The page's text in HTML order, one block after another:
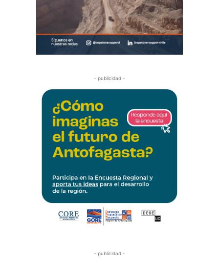
- publicidad -
- publicidad -